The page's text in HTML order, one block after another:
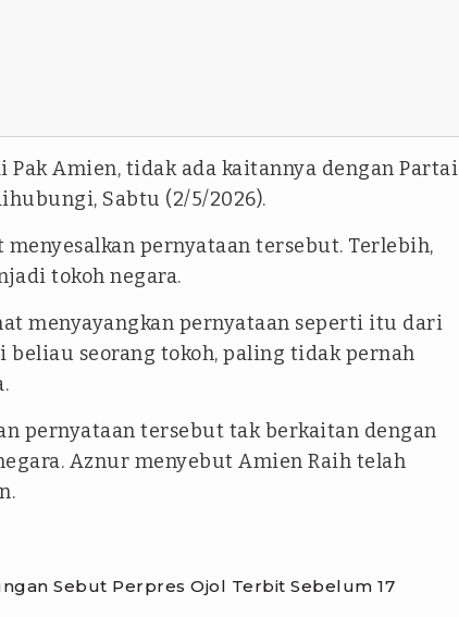
Amien, tidak ada kaitannya dengan Partai
Sabtu (2/5/2026).
pernyataan tersebut. Terlebih,
tokoh negara.
menyayangkan pernyataan seperti itu dari
beliau seorang tokoh, paling tidak pernah
pernyataan tersebut tak berkaitan dengan
Aznur menyebut Amien Raih telah
Sebut Perpres Ojol Terbit Sebelum 17